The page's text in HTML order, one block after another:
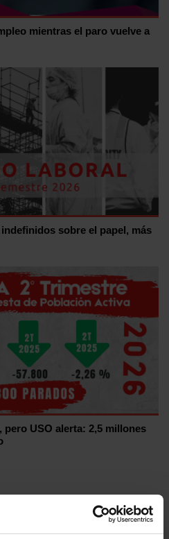
mientras el paro vuelve a
sobre el papel, más
pero USO alerta: 2,5 millones